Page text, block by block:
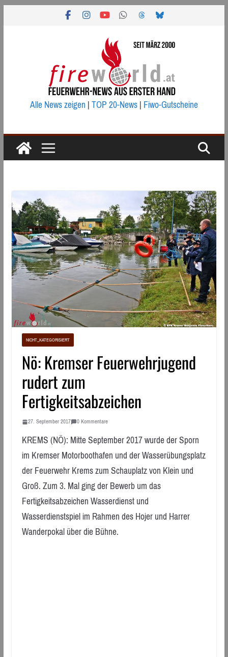
Alle News zeigen|TOP 20-News|Fiwo-Gutscheine
NICHT_KATEGORISIERT
Nö: Kremser Feuerwehrjugend
rudert zum
Fertigkeitsabzeichen
27. September 2017 0 Kommentare
KREMS (NÖ): Mitte September 2017 wurde der Sporn
im Kremser Motorboothafen und der Wasserübungsplatz
der Feuerwehr Krems zum Schauplatz von Klein und
Groß. Zum 3. Mal ging der Bewerb um das
Fertigkeitsabzeichen Wasserdienst und
Wasserdienstspiel im Rahmen des Hojer und Harrer
Wanderpokal über die Bühne.